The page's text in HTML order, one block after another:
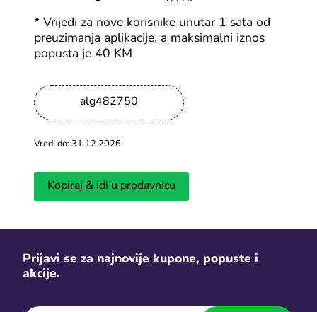
-20%
Pozovi prijatelje na Temu i zaradi
Svi Temu kuponi
-10%
-10%
* Vrijedi za nove korisnike unutar 1 sata od
preuzimanja aplikacije, a maksimalni iznos
popusta je 40 KM
alg482750
Vredi do: 31.12.2026
Kopiraj & idi u prodavnicu
Prijavi se za najnovije kupone, popuste i
akcije.